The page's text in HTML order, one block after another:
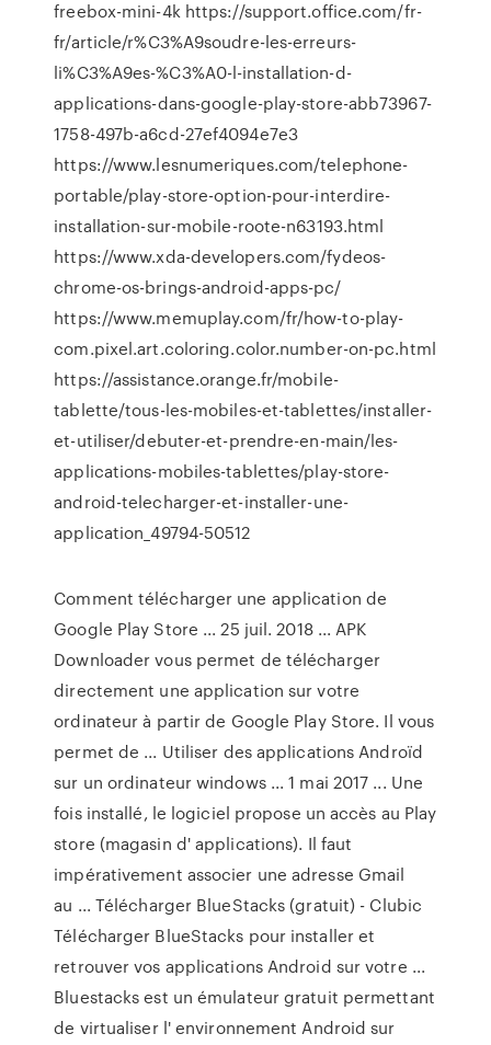
freebox-mini-4k https://support.office.com/fr-
fr/article/r%C3%A9soudre-les-erreurs-
li%C3%A9es-%C3%A0-l-installation-d-
applications-dans-google-play-store-abb73967-
1758-497b-a6cd-27ef4094e7e3
https://www.lesnumeriques.com/telephone-
portable/play-store-option-pour-interdire-
installation-sur-mobile-roote-n63193.html
https://www.xda-developers.com/fydeos-
chrome-os-brings-android-apps-pc/
https://www.memuplay.com/fr/how-to-play-
com.pixel.art.coloring.color.number-on-pc.html
https://assistance.orange.fr/mobile-
tablette/tous-les-mobiles-et-tablettes/installer-
et-utiliser/debuter-et-prendre-en-main/les-
applications-mobiles-tablettes/play-store-
android-telecharger-et-installer-une-
application_49794-50512
Comment télécharger une application de
Google Play Store ... 25 juil. 2018 ... APK
Downloader vous permet de télécharger
directement une application sur votre
ordinateur à partir de Google Play Store. Il vous
permet de ... Utiliser des applications Androïd
sur un ordinateur windows ... 1 mai 2017 ... Une
fois installé, le logiciel propose un accès au Play
store (magasin d' applications). Il faut
impérativement associer une adresse Gmail
au ... Télécharger BlueStacks (gratuit) - Clubic
Télécharger BlueStacks pour installer et
retrouver vos applications Android sur votre ...
Bluestacks est un émulateur gratuit permettant
de virtualiser l' environnement Android sur